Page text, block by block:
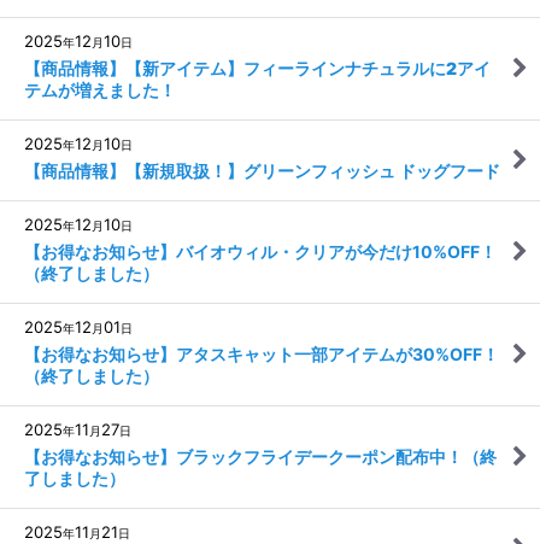
2025年12 月10日
【商品情報】【新アイテム】フィーラインナチュラルに2アイ
テムが増えました！
2025年12 月10日
【商品情報】【新規取扱！】グリーンフィッシュ ドッグフード
2025年12 月10日
【お得なお知らせ】バイオウィル・クリアが今だけ10%OFF！
（終了しました）
2025年12 月01日
【お得なお知らせ】アタスキャット一部アイテムが30%OFF！
（終了しました）
2025年11 月 27日
【お得なお知らせ】ブラックフライデークーポン配布中！（終
了しました）
2025年11 月 21日